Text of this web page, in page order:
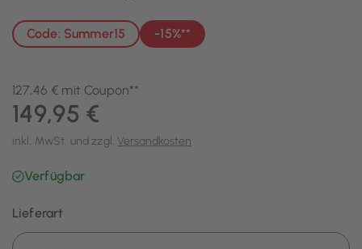
Code: Summer15 -15%**
127,46 € mit Coupon**
149,95 €
inkl. MwSt. und zzgl. Versandkosten
Verfügbar
Lieferart